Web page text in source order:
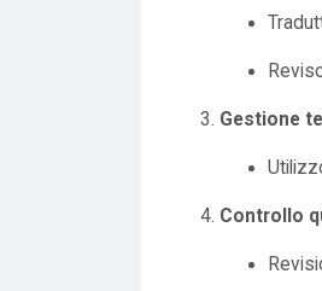
Gestione
Controllo